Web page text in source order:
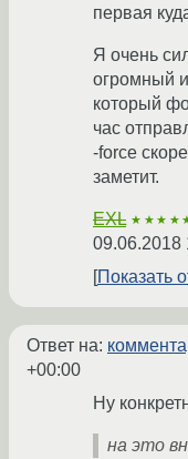
первая
Я очень
огромный
который
час
-force
заметит.
EXL
09.06.2018
Показать
Ответ на:
+00:00
Ну
на это